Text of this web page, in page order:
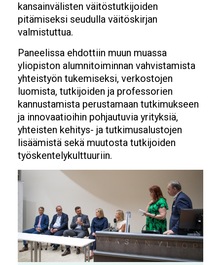
kansainvälisten väitöstutkijoiden
pitämiseksi seudulla väitöskirjan
valmistuttua.
Paneelissa ehdottiin muun muassa
yliopiston alumnitoiminnan vahvistamista
yhteistyön tukemiseksi, verkostojen
luomista, tutkijoiden ja professorien
kannustamista perustamaan tutkimukseen
ja innovaatioihin pohjautuvia yrityksiä,
yhteisten kehitys- ja tutkimusalustojen
lisäämistä sekä muutosta tutkijoiden
työskentelykulttuuriin.
Image